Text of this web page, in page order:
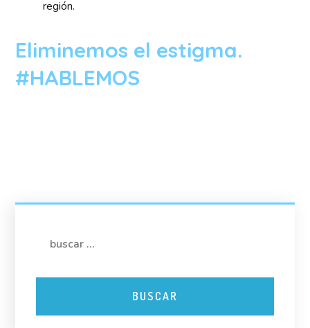
región.
Eliminemos el estigma.
#HABLEMOS